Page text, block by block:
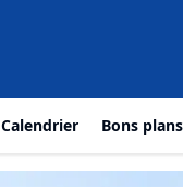
Calendrier Bons plans